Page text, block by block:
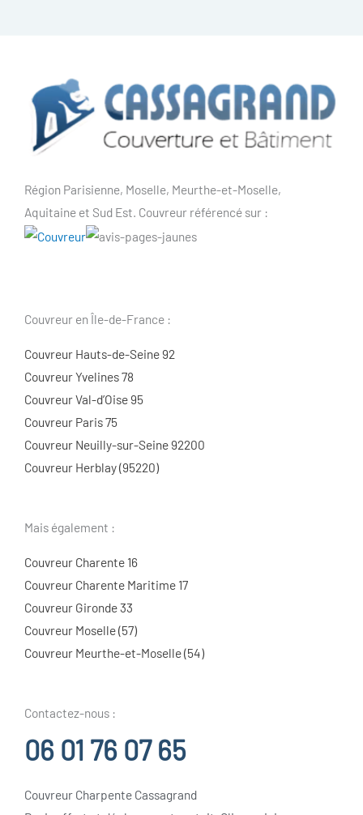
Région Parisienne, Moselle, Meurthe-et-Moselle,
Aquitaine et Sud Est. Couvreur référencé sur :
Couvreur en Île-de-France :
Couvreur Hauts-de-Seine 92
Couvreur Yvelines 78
Couvreur Val-d’Oise 95
Couvreur Paris 75
Couvreur Neuilly-sur-Seine 92200
Couvreur Herblay (95220)
Mais également :
Couvreur Charente 16
Couvreur Charente Maritime 17
Couvreur Gironde 33
Couvreur Moselle (57)
Couvreur Meurthe-et-Moselle (54)
Contactez-nous :
06 01 76 07 65
Couvreur Charpente Cassagrand